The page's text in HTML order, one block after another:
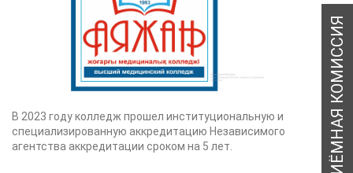
В 2023 году колледж прошел институциональную и
специализированную аккредитацию Независимого
агентства аккредитации сроком на 5 лет.